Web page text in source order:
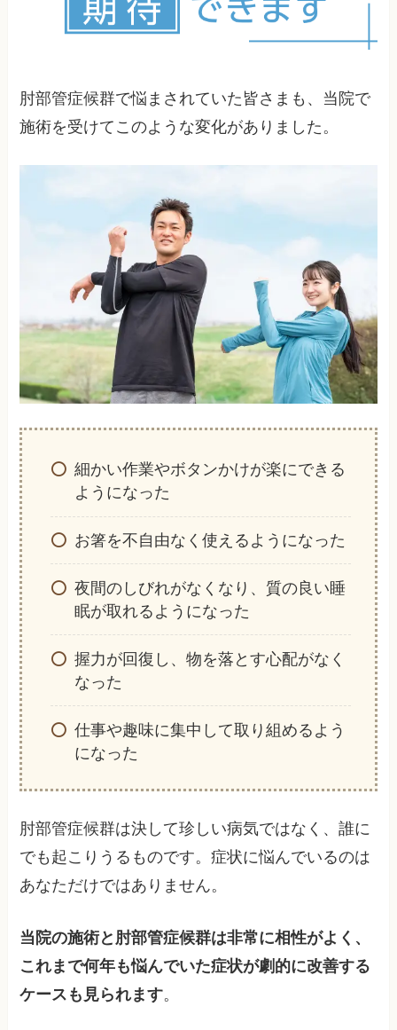
肘部管症候群で悩まされていた皆さまも、当院で
施術を受けてこのような変化がありました。
細かい作業やボタンかけが楽にできる
ようになった
お箸を不自由なく使えるようになった
夜間のしびれがなくなり、質の良い睡
眠が取れるようになった
握力が回復し、物を落とす心配がなく
なった
仕事や趣味に集中して取り組めるよう
になった
肘部管症候群は決して珍しい病気ではなく、誰に
でも起こりうるものです。症状に悩んでいるのは
あなただけではありません。
当院の施術と肘部管症候群は非常に相性がよく、
これまで何年も悩んでいた症状が劇的に改善する
ケースも見られます。